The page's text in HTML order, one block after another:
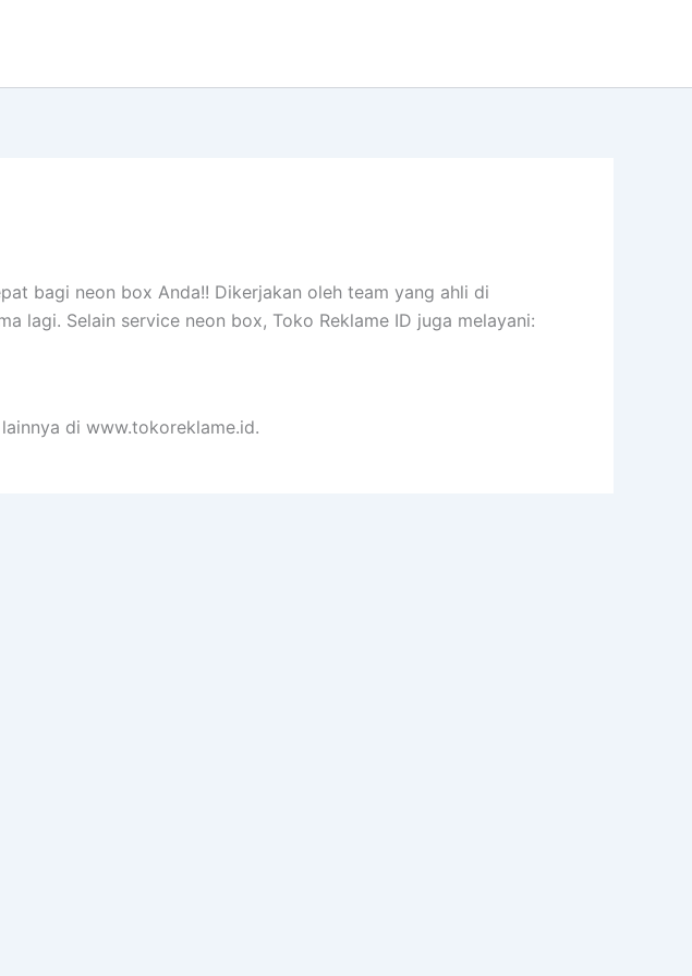
bagi neon box Anda!! Dikerjakan oleh team yang ahli di
lagi. Selain service neon box, Toko Reklame ID juga melayani:
di www.tokoreklame.id.